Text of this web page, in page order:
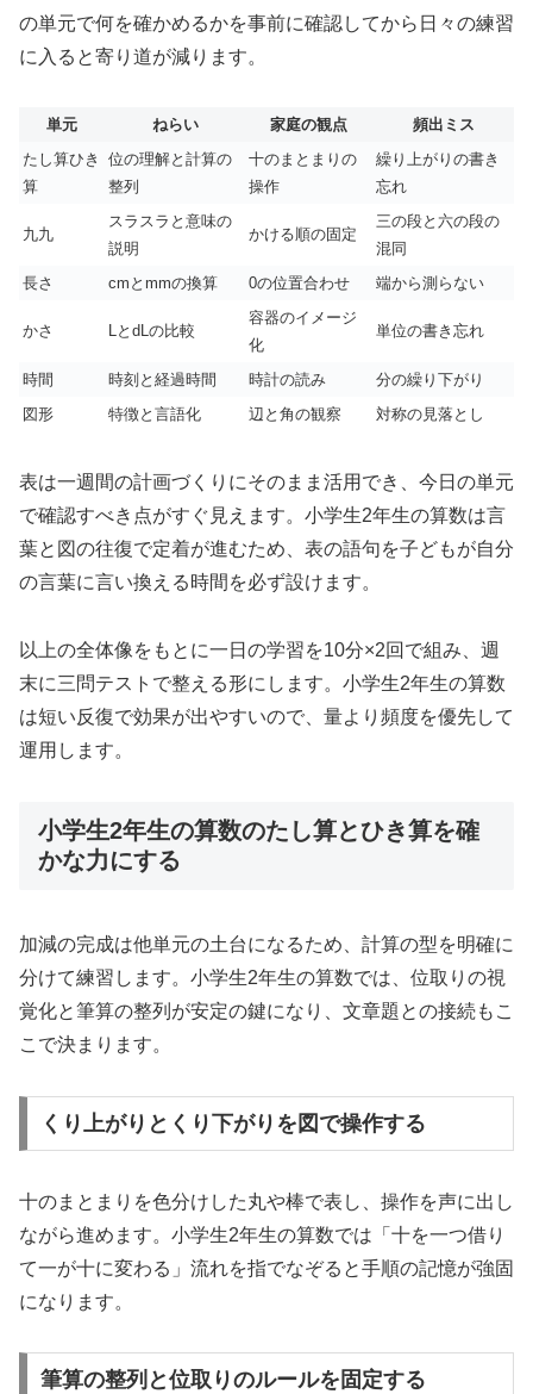
の単元で何を確かめるかを事前に確認してから日々の練習
に入ると寄り道が減ります。
単元 ねらい 家庭の観点
頻出ミス
たし算ひき
算
位の理解と計算の
整列
十のまとまりの
操作
繰り上がりの書き
忘れ
九九
スラスラと意味の
説明
かける順の固定
三の段と六の段の
混同
長さ
cmとmmの換算 0の位置合わせ 端から測らない
かさ LとdLの比較
容器のイメージ
化
単位の書き忘れ
時間 時刻と経過時間 時計の読み
分の繰り下がり
図形
特徴と言語化 辺と角の観察 対称の見落とし
表は一週間の計画づくりにそのまま活用でき、今日の単元
で確認すべき点がすぐ見えます。小学生2年生の算数は言
葉と図の往復で定着が進むため、表の語句を子どもが自分
の言葉に言い換える時間を必ず設けます。
以上の全体像をもとに一日の学習を10分×2回で組み、週
末に三問テストで整える形にします。小学生2年生の算数
は短い反復で効果が出やすいので、量より頻度を優先して
運用します。
小学生2年生の算数のたし算とひき算を確
かな力にする
加減の完成は他単元の土台になるため、計算の型を明確に
分けて練習します。小学生2年生の算数では、位取りの視
覚化と筆算の整列が安定の鍵になり、文章題との接続もこ
こで決まります。
くり上がりとくり下がりを図で操作する
十のまとまりを色分けした丸や棒で表し、操作を声に出し
ながら進めます。小学生2年生の算数では「十を一つ借り
て一が十に変わる」流れを指でなぞると手順の記憶が強固
になります。
筆算の整列と位取りのルールを固定する